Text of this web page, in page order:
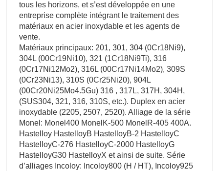
tous les horizons, et s’est développée en une
entreprise complète intégrant le traitement des
matériaux en acier inoxydable et les agents de
vente.
Matériaux principaux: 201, 301, 304 (0Cr18Ni9),
304L (00Cr19Ni10), 321 (1Cr18Ni9Ti), 316
(0Cr17Ni12Mo2), 316L (00Cr17Ni14Mo2), 309S
(0Cr23Ni13), 310S (0Cr25Ni20), 904L
(00Cr20Ni25Mo4.5Gu) 316 , 317L, 317H, 304H,
(SUS304, 321, 316, 310S, etc.). Duplex en acier
inoxydable (2205, 2507, 2520). Alliage de la série
Monel: Monel400 MonelK-500 MonelR-405 400A.
Hastelloy HastelloyB HastelloyB-2 HastelloyC
HastelloyC-276 HastelloyC-2000 HastelloyG
HastelloyG30 HastelloyX et ainsi de suite. Série
d’alliages Incoloy: Incoloy800 (H / HT), Incoloy925